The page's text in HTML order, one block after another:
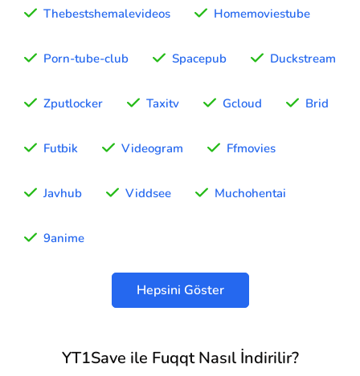
Thebestshemalevideos Homemoviestube
Porn-tube-club Spacepub Duckstream
Zputlocker Taxitv Gcloud Brid
Futbik Videogram Ffmovies
Javhub Viddsee Muchohentai
9anime
Hepsini Göster
YT1Save ile Fuqqt Nasıl İndirilir?